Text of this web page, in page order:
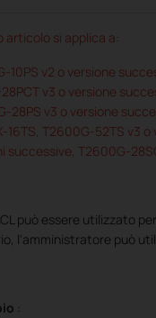
articolo si applica a:
10PS v2 o versione
v3 o versione
28PS v3 o versione
16TS, T2600G-52TS v3
successive, T2600G-
può essere utilizzato
l'amministratore può
: